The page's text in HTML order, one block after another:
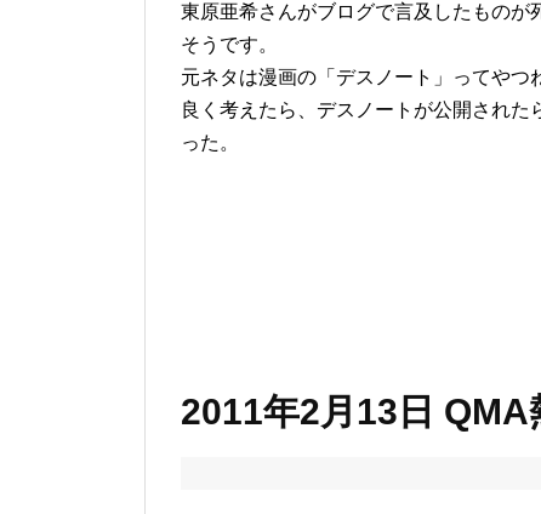
東原亜希さんがブログで言及したものが
そうです。
元ネタは漫画の「デスノート」ってやつ
良く考えたら、デスノートが公開され
った。
2011年2月13日 QMA